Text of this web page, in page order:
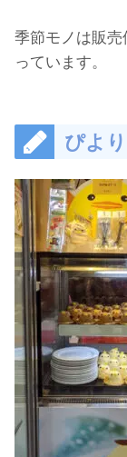
季節モノは販
っています。
ぴよ